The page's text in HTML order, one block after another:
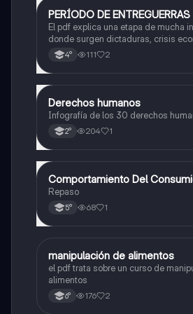
Historia
PERÍODO DE ENTREGUERRAS
El pdf explica una etapa de mucha
donde surgen dictaduras, crisis
tensiones que terminan provocando
mundial. También analiza los
sociales que ocurrieron en ese
4° 111 2
Otros
Derechos humanos
Infografía de los 30 derechos
2° 204 1
Otros
Comportamiento Del
Repaso
5° 68 1
Otros
manipulación de alimentos
el pdf trata sobre un curso de
alimentos
6° 176 2